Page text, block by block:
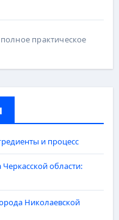
практическое
и процесс
области:
Николаевской